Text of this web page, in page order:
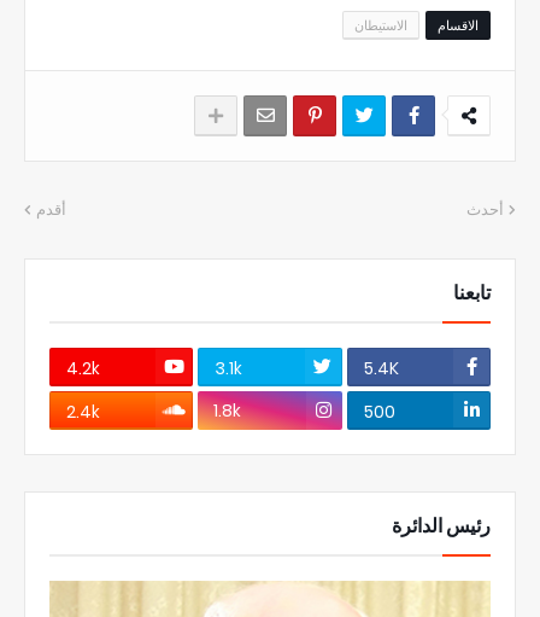
الاقسام الاستيطان
أحدث أقدم
تابعنا
5.4K
3.1k
4.2k
500
1.8k
2.4k
رئيس الدائرة